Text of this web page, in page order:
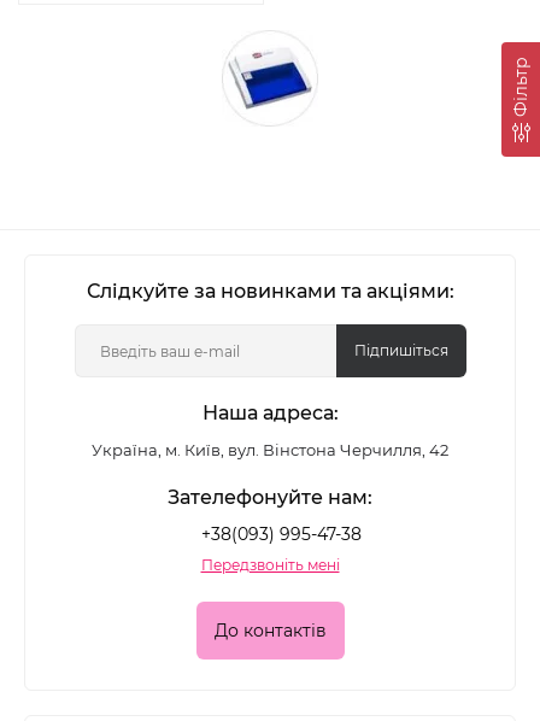
Фільтр
Слідкуйте за новинками та акціями:
Підпишіться
Наша адреса:
Україна, м. Київ, вул. Вінстона Черчилля, 42
Зателефонуйте нам:
+38(093) 995-47-38
Передзвоніть мені
До контактів